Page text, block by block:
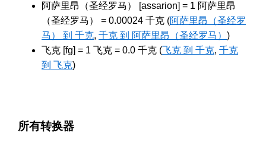
阿萨里昂（圣经罗马） [assarion] = 1 阿萨里昂
（圣经罗马） = 0.00024 千克 (阿萨里昂（圣经罗
马） 到 千克, 千克 到 阿萨里昂（圣经罗马） )
飞克 [fg] = 1 飞克 = 0.0 千克 (飞克 到 千克, 千克
到 飞克)
所有转换器